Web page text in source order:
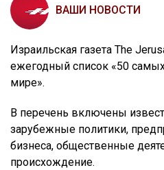
ВАШИ НОВОСТИ
Израильская газета The
ежегодный список «50
мире».
В перечень включены
зарубежные политики,
бизнеса, общественные
происхождение.